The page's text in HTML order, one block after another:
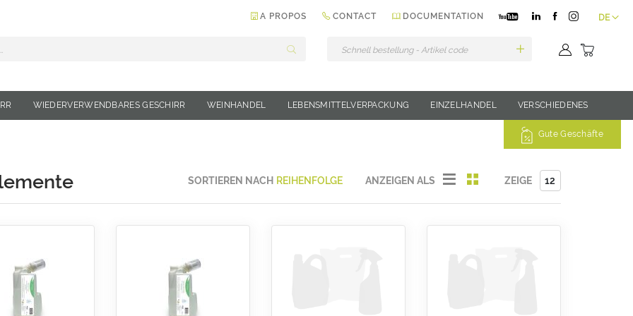
Sprache
DE
A PROPOS CONTACT DOCUMENTATION
Mein
WIEDERVERWENDBARES GESCHIRR WEINHANDEL LEBENSMITTELVERPACKUNG EINZELHANDEL VERSCHIEDENES
Gute Geschäfte
ANZEIGEN ALS Liste
Liste ZEIGE
SORTIEREN NACH